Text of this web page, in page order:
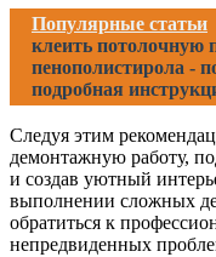
Популярные статьи
клеить потолочную
пенополистирола -
подробная
Следуя этим
демонтажную работу,
и создав уютный
выполнении сложных
обратиться к
непредвиденных